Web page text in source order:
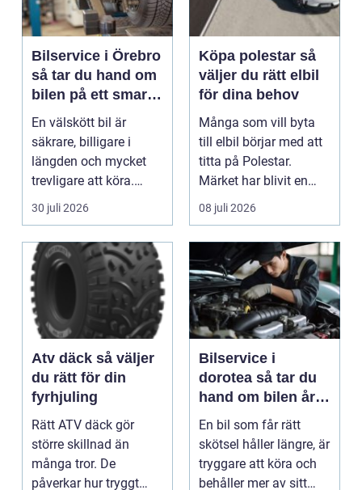
Bilservice i Örebro
så tar du hand om
bilen på ett smart
sätt
En välskött bil är
säkrare, billigare i
längden och mycket
trevligare att köra.
Trots det väntar mån...
30 juli 2026
Köpa polestar så
väljer du rätt elbil
för dina behov
Många som vill byta
till elbil börjar med att
titta på Polestar.
Märket har blivit en
symbol för mod...
08 juli 2026
Atv däck så väljer
du rätt för din
fyrhjuling
Rätt ATV däck gör
större skillnad än
många tror. De
påverkar hur tryggt
Bilservice i
dorotea så tar du
hand om bilen året
runt
En bil som får rätt
skötsel håller längre, är
tryggare att köra och
behåller mer av sitt